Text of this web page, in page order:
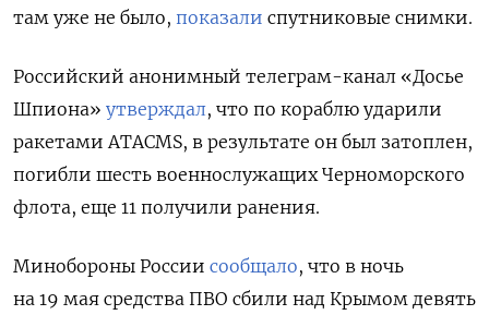
там уже не было, показали спутниковые снимки.
Российский анонимный телеграм-канал «Досье
Шпиона» утверждал, что по кораблю ударили
ракетами ATACMS, в результате он был затоплен,
погибли шесть военнослужащих Черноморского
флота, еще 11 получили ранения.
Минобороны России сообщало, что в ночь
на 19 мая средства ПВО сбили над Крымом девять